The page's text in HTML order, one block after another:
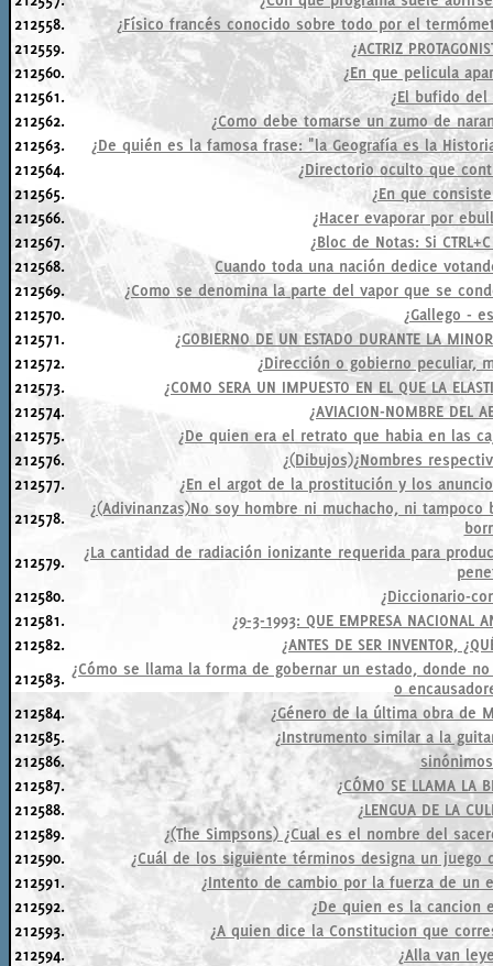
212558.
¿Físico francés conocido sobre todo por el
212559.
¿ACTRIZ
212560.
¿En que pelicula
212561.
¿El bufido
212562.
¿Como debe tomarse un zumo de
212563.
¿De quién es la famosa frase: "la Geografía es la
212564.
¿Directorio oculto que
212565.
¿En que
212566.
¿Hacer evaporar por
212567.
¿Bloc de Notas: Si
212568.
Cuando toda una nación dedice
212569.
¿Como se denomina la parte del vapor que se
212570.
¿Gallego -
212571.
¿GOBIERNO DE UN ESTADO DURANTE LA
212572.
¿Dirección o gobierno peculiar,
212573.
¿COMO SERA UN IMPUESTO EN EL QUE LA
212574.
¿AVIACION-NOMBRE DEL
212575.
¿De quien era el retrato que habia en las
212576.
¿(Dibujos)¿Nombres
212577.
¿En el argot de la prostitución y los
212578.
¿(Adivinanzas)No soy hombre ni muchacho, ni
212579.
¿La cantidad de radiación ionizante requerida para
212580.
¿Diccionario-
212581.
¿9-3-1993: QUE EMPRESA NACIONAL
212582.
¿ANTES DE SER INVENTOR,
212583. ¿Cómo se llama la forma de gobernar un estado, donde
o
212584.
¿Género de la última obra de
212585.
¿Instrumento similar a la
212586.
212587.
¿CÓMO SE LLAMA LA
212588.
¿LENGUA DE LA
212589.
¿(The Simpsons) ¿Cual es el nombre del
212590.
¿Cuál de los siguiente términos designa un juego
212591.
¿Intento de cambio por la fuerza de un
212592.
¿De quien es la cancion
212593.
¿A quien dice la Constitucion que
212594.
¿Alla van